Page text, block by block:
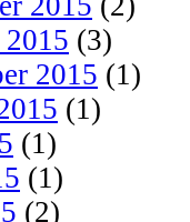
(3)
2015 (1)
(1)
(1)
(1)
(2)